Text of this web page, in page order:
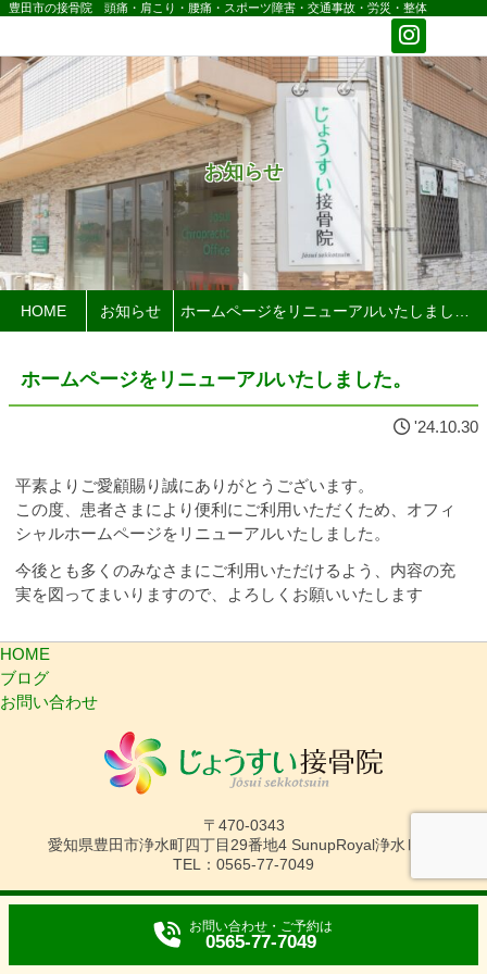
豊田市の接骨院 頭痛・肩こり・腰痛・スポーツ障害・交通事故・労災・整体
お知らせ
HOME お知らせ
ホームページをリニューアルいたしました。
'24.10.30
平素よりご愛顧賜り誠にありがとうございます。
この度、患者さまにより便利にご利用いただくため、オフィ
シャルホームページをリニューアルいたしました。
今後とも多くのみなさまにご利用いただけるよう、内容の充
実を図ってまいりますので、よろしくお願いいたします
HOME
ブログ
お問い合わせ
〒470-0343
愛知県豊田市浄水町四丁目29番地4 SunupRoyal浄水Ⅲ1F
TEL：0565-77-7049
お問い合わせ・ご予約は
0565-77-7049
© 2026 じょうすい接骨院